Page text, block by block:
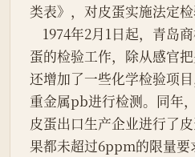
类表》，对皮蛋实施法定检
蛋的检验工作，除从感官把
还增加了一些化学检验项
重金属pb进行检测。同年
皮蛋出口生产企业进行了
果都未超过6ppm的限量要